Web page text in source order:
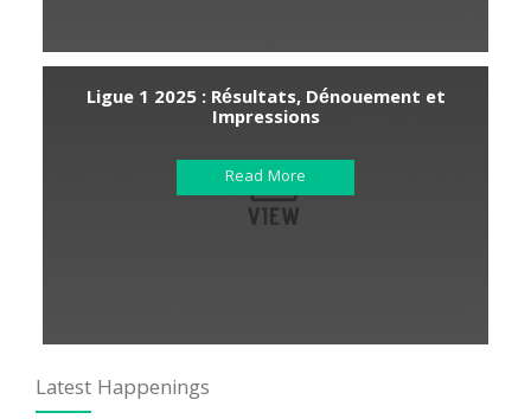
Ligue 1 2025 : Résultats, Dénouement et
Impressions
Read More
Latest Happenings